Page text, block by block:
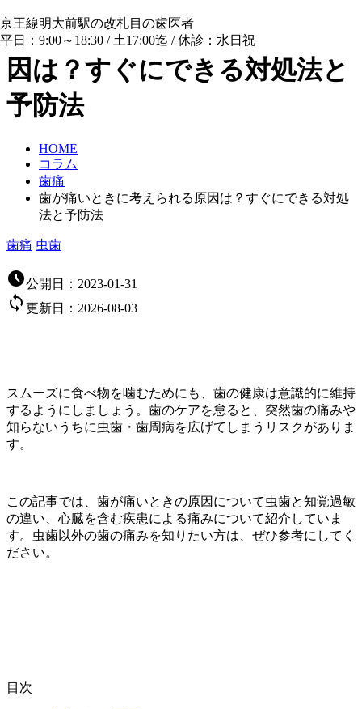
京王線明大前駅の改札目の歯医者
平日：9:00～18:30 / 土17:00迄 / 休診：水日祝
歯が痛いときに考えられる原
因は？すぐにできる対処法と
予防法
HOME
コラム
歯痛
歯が痛いときに考えられる原因は？すぐにできる対処
法と予防法
歯痛 虫歯
公開日： 2023-01-31
 更新日： 2026-08-03
スムーズに食べ物を噛むためにも、歯の健康は意識的に維持
するようにしましょう。歯のケアを怠ると、突然歯の痛みや
知らないうちに虫歯・歯周病を広げてしまうリスクがありま
す。
この記事では、歯が痛いときの原因について虫歯と知覚過敏
の違い、心臓を含む疾患による痛みについて紹介していま
す。虫歯以外の歯の痛みを知りたい方は、ぜひ参考にしてく
ださい。
目次